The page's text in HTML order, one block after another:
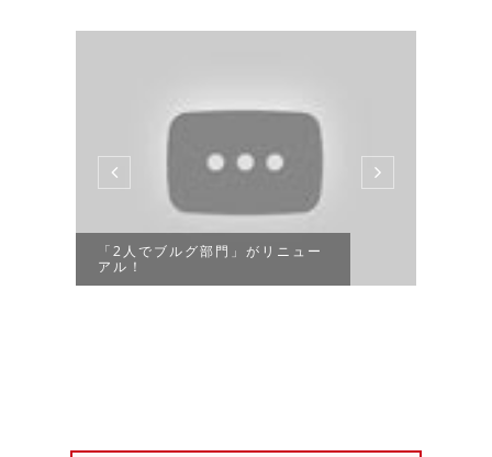
「2人でブルグ部門」がリニュー
アル！